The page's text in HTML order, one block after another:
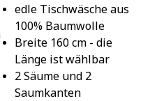
edle Tischwäsche aus
100% Baumwolle
Breite 160 cm - die
Länge ist wählbar
2 Säume und 2
Saumkanten